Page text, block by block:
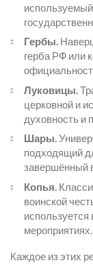
Гербы.
герба РФ или
Луковицы.
церковной и
духовность и
Шары.
подходящий
завершённый
Копья.
воинской
мероприятиях.
Каждое из этих